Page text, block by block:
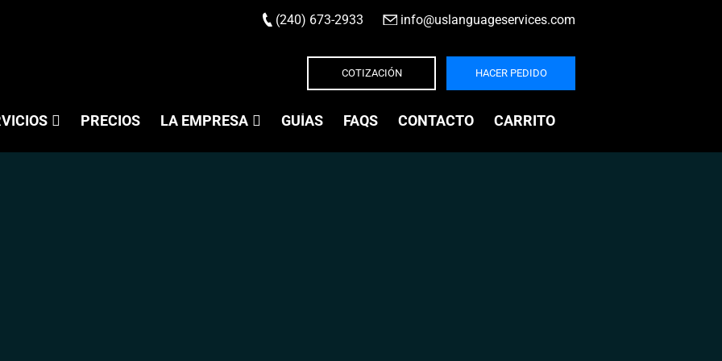
(240) 673-2933 info@uslanguageservices.com
COTIZACIÓN HACER PEDIDO
PRECIOS LA EMPRESA GUÍAS FAQS CONTACTO CARRITO